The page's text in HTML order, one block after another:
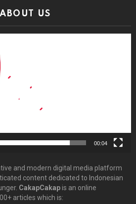
ABOUT US
00:04
and modern digital media platform
content dedicated to Indonesian
CakapCakapis an online
articles which is: